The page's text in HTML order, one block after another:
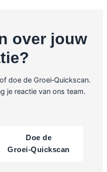
over jouw
doe de Groei‑Quickscan.
je reactie van ons team.
Doe de
Groei‑Quickscan